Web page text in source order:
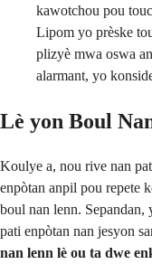
kawotchou pou
Lipom yo prèske
plizyè mwa oswa
alarmant, yo
Lè yon Boul
Koulye a, nou rive nan
enpòtan anpil pou repete
boul nan lenn. Sepandan,
pati enpòtan nan jesyon
nan lenn lè ou ta dwe